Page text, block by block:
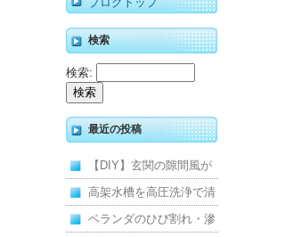
検索
検索:
最近の投稿
【DIY】玄関の隙間風が
寒くて断熱ドアに交換し
ました
高架水槽を高圧洗浄で清
掃！衛生的な給水環境を
ベランダのひび割れ・滲